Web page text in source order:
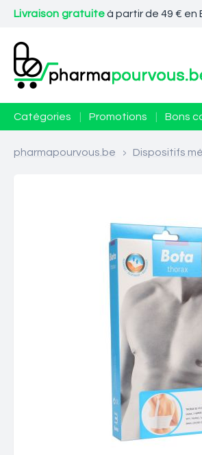
Livraison gratuiteà partir de 49 € en
Catégories Promotions Bons
pharmapourvous.be > Dispositifs